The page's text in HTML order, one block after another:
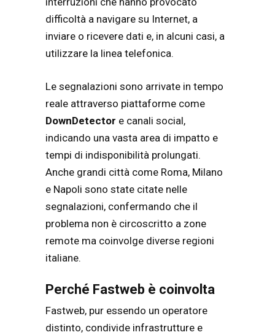
difficoltà a navigare su Internet, a
inviare o ricevere dati e, in alcuni casi, a
utilizzare la linea telefonica.
Le segnalazioni sono arrivate in tempo
reale attraverso piattaforme come
DownDetector e canali social,
indicando una vasta area di impatto e
tempi di indisponibilità prolungati.
Anche grandi città come Roma, Milano
e Napoli sono state citate nelle
segnalazioni, confermando che il
problema non è circoscritto a zone
remote ma coinvolge diverse regioni
italiane.
Perché Fastweb è coinvolta
Fastweb, pur essendo un operatore
distinto, condivide infrastrutture e